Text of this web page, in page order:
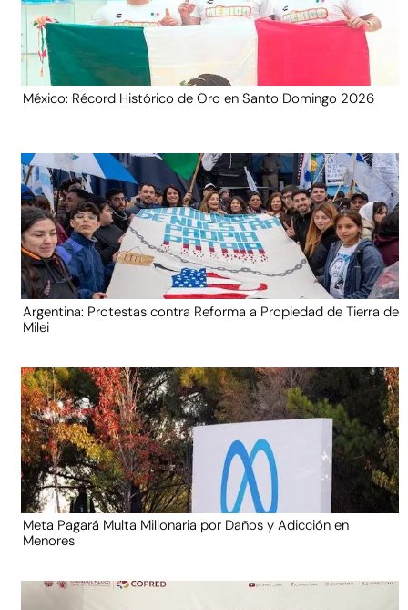
México: Récord Histórico de Oro en Santo Domingo 2026
Argentina: Protestas contra Reforma a Propiedad de Tierra de
Milei
Meta Pagará Multa Millonaria por Daños y Adicción en
Menores